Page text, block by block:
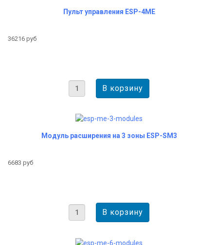
Пульт управления ESP-4ME
36216 руб
Модуль расширения на 3 зоны ESP-SM3
6683 руб